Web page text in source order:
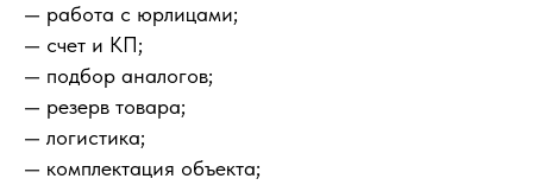
— работа с юрлицами;
— счет и КП;
— подбор аналогов;
— резерв товара;
— логистика;
— комплектация объекта;